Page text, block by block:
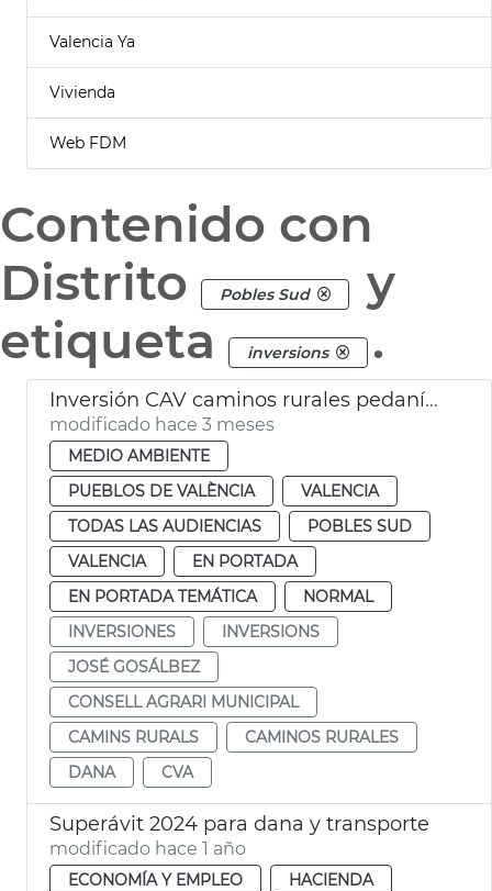
Valencia Ya
Vivienda
Web FDM
Contenido con
Distrito
Pobles Sud
y
etiqueta
inversions .
Inversión CAV caminos rurales pedanías dana València
modificado hace 3 meses
MEDIO AMBIENTE
PUEBLOS DE VALÈNCIA
VALENCIA
TODAS LAS AUDIENCIAS
POBLES SUD
VALENCIA
EN PORTADA
EN PORTADA TEMÁTICA
NORMAL
INVERSIONES
INVERSIONS
JOSÉ GOSÁLBEZ
CONSELL AGRARI MUNICIPAL
CAMINS RURALS
CAMINOS RURALES
DANA
CVA
Superávit 2024 para dana y transporte
modificado hace 1 año
ECONOMÍA Y EMPLEO
HACIENDA